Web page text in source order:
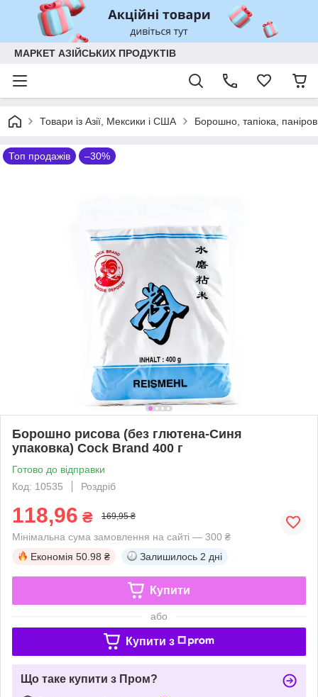
МАРКЕТ АЗІЙСЬКИХ ПРОДУКТІВ
Товари із Азії, Мексики і США Борошно, тапіока,
Топ продажів –30%
Борошно рисова (без глютена-Синя
упаковка) Cock Brand 400 г
Готово до відправки
Код: 10535
Роздріб
118,96 ₴ 169,95 ₴
Мінімальна сума замовлення на сайті — 300 ₴
Економія 50.98 ₴ Залишилось 2 дні
Купити
або
Купити з
Що таке купити з Пром?